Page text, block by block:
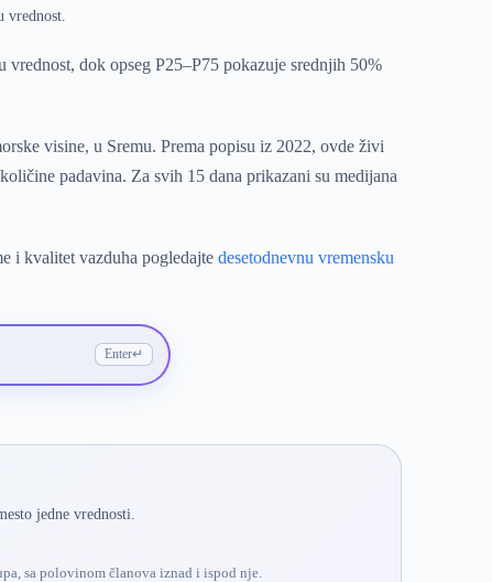
vrednost.
vrednost, dok opseg P25–P75 pokazuje srednjih 50%
visine, u Sremu. Prema popisu iz 2022, ovde živi
padavina. Za svih 15 dana prikazani su medijana
i kvalitet vazduha pogledajtedesetodnevnu vremensku
Enter↵
jedne vrednosti.
sa polovinom članova iznad i ispod nje.